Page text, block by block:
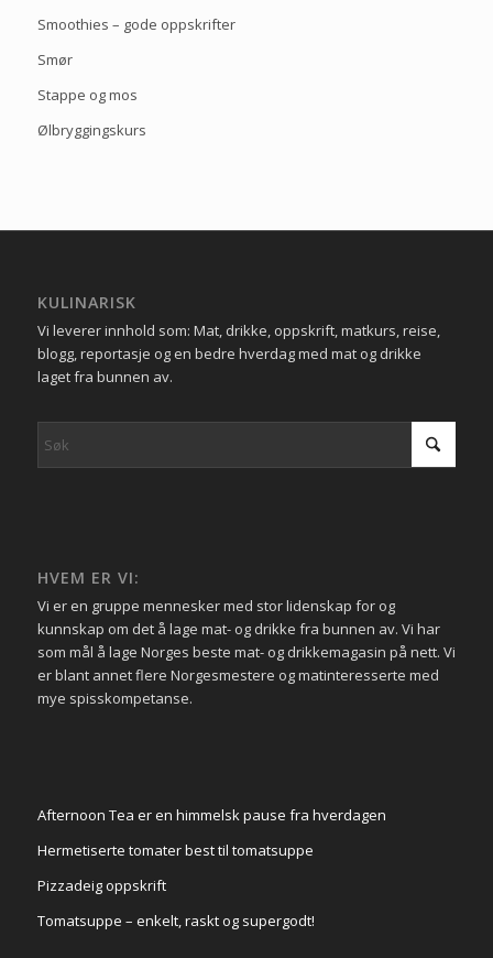
Smoothies – gode oppskrifter
Smør
Stappe og mos
Ølbryggingskurs
KULINARISK
Vi leverer innhold som: Mat, drikke, oppskrift, matkurs, reise,
blogg, reportasje og en bedre hverdag med mat og drikke
laget fra bunnen av.
HVEM ER VI:
Vi er en gruppe mennesker med stor lidenskap for og
kunnskap om det å lage mat- og drikke fra bunnen av. Vi har
som mål å lage Norges beste mat- og drikkemagasin på nett. Vi
er blant annet flere Norgesmestere og matinteresserte med
mye spisskompetanse.
Afternoon Tea er en himmelsk pause fra hverdagen
Hermetiserte tomater best til tomatsuppe
Pizzadeig oppskrift
Tomatsuppe – enkelt, raskt og supergodt!